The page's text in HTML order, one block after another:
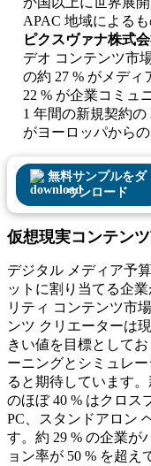
APAC 地域による
ピクスヴァナ株式
デオ コンテンツ市
の約 27 % がメデ
22 % が企業コミュ
1 年間の新規契約の
がヨーロッパから
無料サンプルをダ
ウンロード
仮想現実コンテン
デジタル メディア予
ットに割り当てる企
リティ コンテンツ市
ンツ クリエーターは
きい値を目標として
ーニングとシミュレ
ると期待しています
のほぼ 40 % はクロス
PC、スタンドアロン
す。約 29 % の企業が
ョン率が 50 % を超